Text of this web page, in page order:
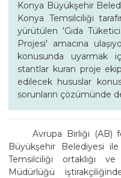
Konya Büyükşehir
Konya Temsilciliği
yürütülen 'Gıda
Projesi' amacına
konusunda uyarmak
stantlar kuran proje
edilecek hususlar
sorunların çözümünde
Avrupa Birliği (AB)
Büyükşehir Belediyesi ile
Temsilciliği ortaklığı
Müdürlüğü